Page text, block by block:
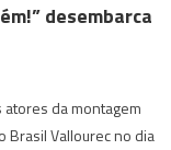
desembarca
atores da montagem
Brasil Vallourec no dia